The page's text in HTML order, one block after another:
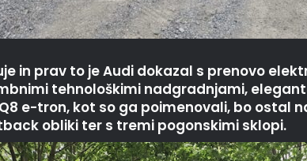
in prav to je Audi dokazal s prenovo
tehnološkimi nadgradnjami,
e-tron, kot so ga poimenovali, bo ostal
obliki ter s tremi pogonskimi sklopi.